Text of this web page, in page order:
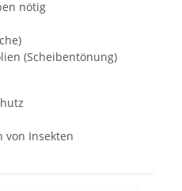
nötig
(Scheibentönung)
Insekten